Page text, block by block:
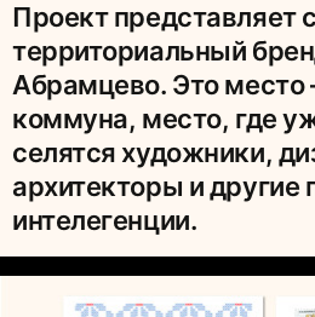
Проект представляет
территориальный
Абрамцево. Это место
коммуна, место, где
селятся художники,
архитекторы и другие
интелегенции.